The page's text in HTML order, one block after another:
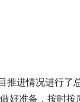
推进情况进行了
好准备，按时按